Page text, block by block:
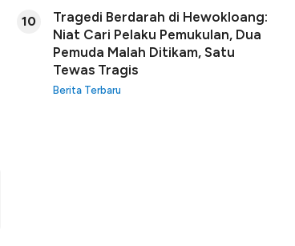
10
Tragedi Berdarah di Hewokloang:
Niat Cari Pelaku Pemukulan, Dua
Pemuda Malah Ditikam, Satu
Tewas Tragis
Berita Terbaru